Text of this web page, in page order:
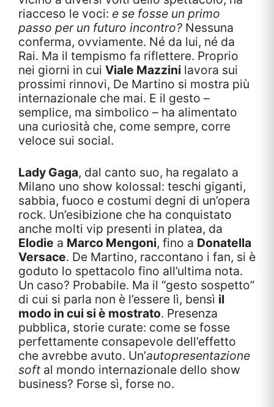
riacceso le voci: e se fosse un primo
passo per un futuro incontro? Nessuna
conferma, ovviamente. Né da lui, né da
Rai. Ma il tempismo fa riflettere. Proprio
nei giorni in cui Viale Mazzini lavora sui
prossimi rinnovi, De Martino si mostra più
internazionale che mai. E il gesto –
semplice, ma simbolico – ha alimentato
una curiosità che, come sempre, corre
veloce sui social.
Lady Gaga, dal canto suo, ha regalato a
Milano uno show kolossal: teschi giganti,
sabbia, fuoco e costumi degni di un’opera
rock. Un’esibizione che ha conquistato
anche molti vip presenti in platea, da
Elodie a Marco Mengoni, fino a Donatella
Versace. De Martino, raccontano i fan, si è
goduto lo spettacolo fino all’ultima nota.
Un caso? Probabile. Ma il “gesto sospetto”
di cui si parla non è l’essere lì, bensì il
modo in cui si è mostrato. Presenza
pubblica, storie curate: come se fosse
perfettamente consapevole dell’effetto
che avrebbe avuto. Un’autopresentazione
soft al mondo internazionale dello show
business? Forse sì, forse no.